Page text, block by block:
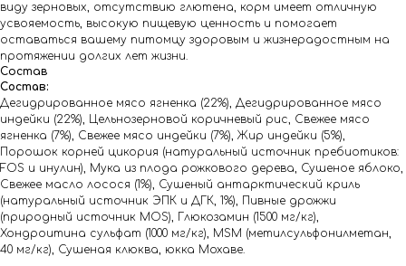
виду зерновых, отсутствию глютена, корм имеет отличную
усвояемость, высокую пищевую ценность и помогает
оставаться вашему питомцу здоровым и жизнерадостным на
протяжении долгих лет жизни.
Состав
Состав:
Дегидрированное мясо ягненка (22%), Дегидрированное мясо
индейки (22%), Цельнозерновой коричневый рис, Свежее мясо
ягненка (7%), Свежее мясо индейки (7%), Жир индейки (5%),
Порошок корней цикория (натуральный источник пребиотиков:
FOS и инулин), Мука из плода рожкового дерева, Сушеное яблоко,
Свежее масло лосося (1%), Сушеный антарктический криль
(натуральный источник ЭПК и ДГК, 1%), Пивные дрожжи
(природный источник MOS), Глюкозамин (1500 мг/кг),
Хондроитина сульфат (1000 мг/кг), MSM (метилсульфонилметан,
40 мг/кг), Сушеная клюква, юкка Мохаве.